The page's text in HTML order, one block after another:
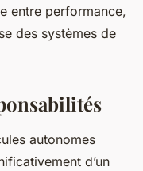
entre performance,
des systèmes de
autonomes
d’un